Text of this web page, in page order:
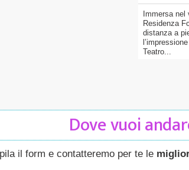
Immersa
Residenza
distanza a
Teatro...
Dove vuoi
il form e contatteremo per te le